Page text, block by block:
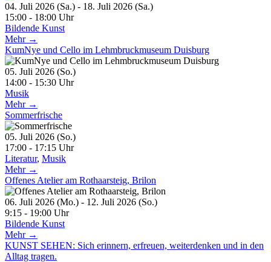
04. Juli 2026 (Sa.) - 18. Juli 2026 (Sa.)
15:00 - 18:00 Uhr
Bildende Kunst
Mehr →
KumNye und Cello im Lehmbruckmuseum Duisburg
05. Juli 2026 (So.)
14:00 - 15:30 Uhr
Musik
Mehr →
Sommerfrische
05. Juli 2026 (So.)
17:00 - 17:15 Uhr
Literatur, Musik
Mehr →
Offenes Atelier am Rothaarsteig, Brilon
06. Juli 2026 (Mo.) - 12. Juli 2026 (So.)
9:15 - 19:00 Uhr
Bildende Kunst
Mehr →
KUNST SEHEN: Sich erinnern, erfreuen, weiterdenken und in den
Alltag tragen.